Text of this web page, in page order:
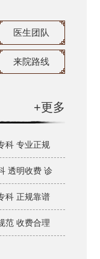
医生团队
来院路线
+更多
科 专业正规
透明收费 诊
科 正规靠谱
范 收费合理